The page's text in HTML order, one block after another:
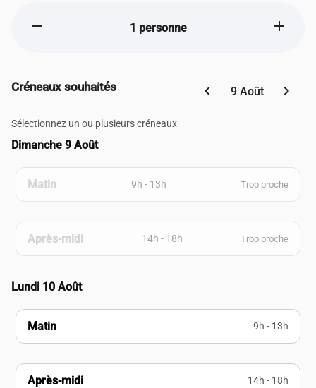
remove 1 personne add
Créneaux souhaités chevron_left 9 Août chevron_right
Sélectionnez un ou plusieurs créneaux
Dimanche 9 Août
Matin 9h - 13h Trop proche
Après-midi 14h - 18h Trop proche
Lundi 10 Août
Matin 9h - 13h
Après-midi 14h - 18h